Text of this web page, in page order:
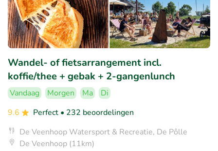
Wandel- of fietsarrangement incl.
koffie/thee + gebak + 2-gangenlunch
Vandaag Morgen Ma
Di
9.6
Perfect • 232 beoordelingen
De Veenhoop Watersport & Recreatie, De Pôlle
De Veenhoop (11km)